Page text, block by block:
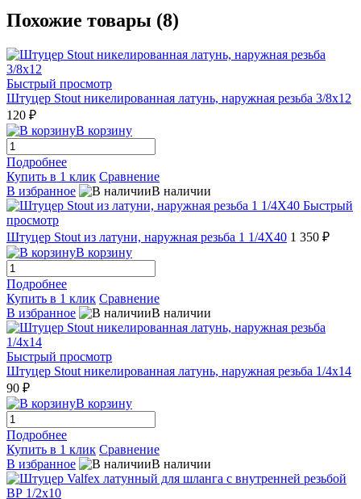
Похожие товары (8)
Быстрый просмотр
Штуцер Stout никелированная латунь, наружная резьба 3/8x12
120 ₽
В корзину
Подробнее
Купить в 1 клик Сравнение
В избранное
В наличии
Быстрый
просмотр
Штуцер Stout из латуни, наружная резьба 1 1/4X40 1 350 ₽
В корзину
Подробнее
Купить в 1 клик Сравнение
В избранное
В наличии
Быстрый просмотр
Штуцер Stout никелированная латунь, наружная резьба 1/4x14
90 ₽
В корзину
Подробнее
Купить в 1 клик Сравнение
В избранное
В наличии